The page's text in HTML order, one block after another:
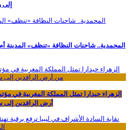
المحمدية.. شاحنات النظافة «تنظف» المدينة
الزهراء حيدارا تمثل المملكة المغربية في
أرض الرافدين إلى